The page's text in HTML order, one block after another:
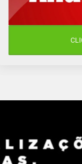
12 de agosto